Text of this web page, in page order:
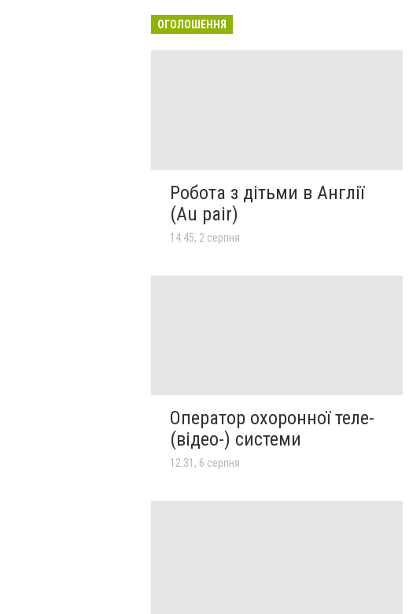
ОГОЛОШЕННЯ
Робота з дітьми в Англії
(Au pair)
14:45, 2 серпня
Оператор охоронної теле-
(відео-) системи
12:31, 6 серпня